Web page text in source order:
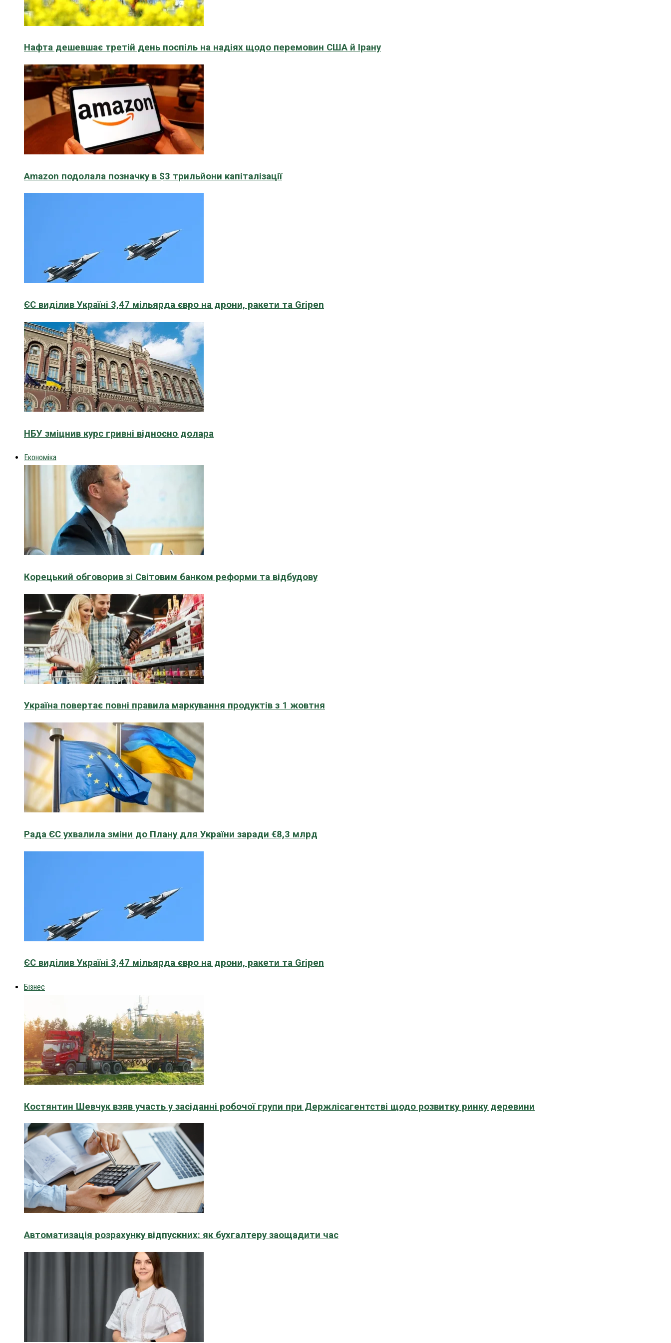
Нафта дешевшає третій день поспіль на надіях щодо перемовин США й Ірану
Amazon подолала позначку в $3 трильйони капіталізації
ЄС виділив Україні 3,47 мільярда євро на дрони, ракети та Gripen
НБУ зміцнив курс гривні відносно долара
Економіка
Корецький обговорив зі Світовим банком реформи та відбудову
Україна повертає повні правила маркування продуктів з 1 жовтня
Рада ЄС ухвалила зміни до Плану для України заради €8,3 млрд
ЄС виділив Україні 3,47 мільярда євро на дрони, ракети та Gripen
Бізнес
Костянтин Шевчук взяв участь у засіданні робочої групи при Держлісагентстві щодо розвитку ринку деревини
Автоматизація розрахунку відпускних: як бухгалтеру заощадити час